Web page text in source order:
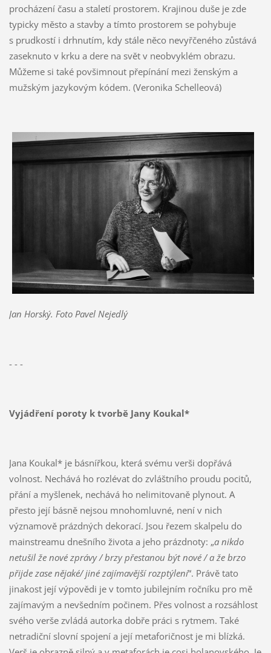
procházení času a staletí prostorem. Krajinou duše je zde
typicky město a stavby a tímto prostorem se pohybuje
s prudkostí i drhnutím, kdy stále něco nevyřčeného zůstává
zaseknuto v krku a dere na svět v neobvyklém obrazu.
Můžeme si také povšimnout přepínání mezi ženským a
mužským jazykovým kódem. (Veronika Schelleová)
Jan Horský. Foto Pavel Nejedlý
- - -
Vyjádření poroty k tvorbě Jany Koukal*
Jana Koukal* je básnířkou, která svému verši dopřává
volnost. Nechává ho rozlévat do zvláštního proudu pocitů,
přání a myšlenek, nechává ho nelimitovaně plynout. A
přesto její básně nejsou mnohomluvné, není v nich
významově prázdných dekorací. Jsou řezem skalpelu do
mainstreamu dnešního života a jeho prázdnoty: „a nikdo
netušil že nové zprávy / brzy přestanou být nové / a že brzo
přijde zase nějaké/ jiné zajímavější rozptýlení“. Právě tato
jinakost její výpovědi je v tomto jubilejním ročníku pro mě
zajímavým a nevšedním počinem. Přes volnost a rozsáhlost
svého verše zvládá autorka dobře práci s rytmem. Také
netradiční slovní spojení a její metaforičnost je mi blízká.